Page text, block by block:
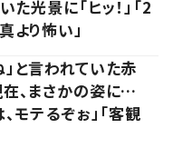
光景に「ヒッ！」「2
より怖い」
と言われていた赤
在、まさかの姿に…
、モテるぞぉ」「客観